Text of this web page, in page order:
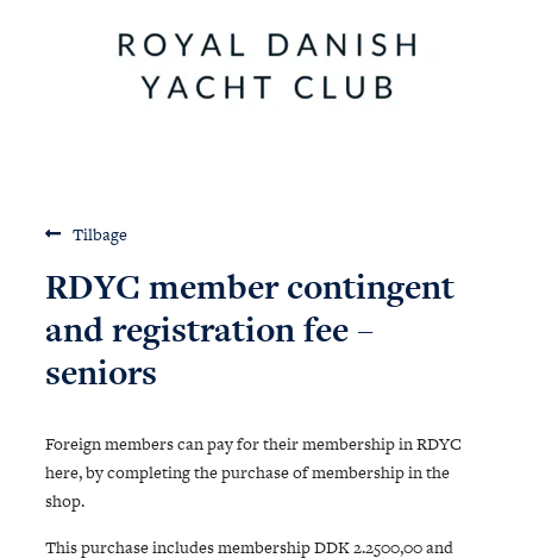
Talent & Elite
Onboard
Shop
Tilbage
RDYC member contingent
and registration fee –
seniors
Foreign members can pay for their membership in RDYC
here, by completing the purchase of membership in the
shop.
This purchase includes membership DDK 2.2500,00 and